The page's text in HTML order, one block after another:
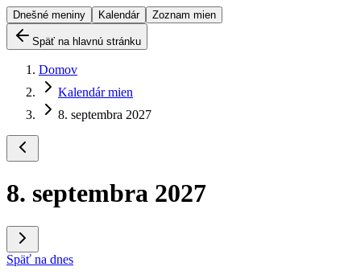
Dnešné meniny Kalendár Zoznam mien
Späť na hlavnú stránku
Domov
Kalendár mien
8. septembra 2027
8. septembra 2027
Späť na dnes